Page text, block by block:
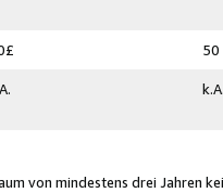
50
von mindestens drei Jahren